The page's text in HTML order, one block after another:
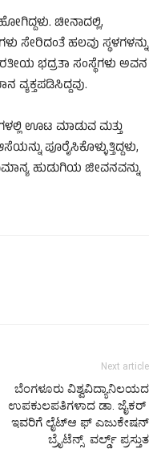
ಚೀನಾದಲ್ಲಿ,
ಸೇರಿದಂತೆ ಹಲವು ಸ್ಥಳಗಳನ್ನು
ಭದ್ರತಾ ಸಂಸ್ಥೆಗಳು ಅವನ
ವ್ಯಕ್ತಪಡಿಸಿದ್ದವು.
ಊಟ ಮಾಡುವ ಮತ್ತು
ಪೂರೈಸಿಕೊಳ್ಳುತ್ತಿದ್ದಳು,
ಹುಡುಗಿಯ ಜೀವನವನ್ನು
Next article
ಬೆಂಗಳೂರು ವಿಶ್ವವಿದ್ಯಾನಿಲಯದ
ಉಪಕುಲಪತಿಗಳಾದ ಡಾ. ಜೈಕರ್
ಇವರಿಗೆ ಲೈಟ್ಆ ಫ್ ಎಜುಕೇಷನ್
ಬ್ರೈಟೆನ್ಸ್ ವರ್ಲ್ಡ್ ಪ್ರಸ್ತುತ